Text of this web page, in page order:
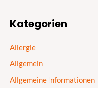
Kategorien
Allergie
Allgemein
Allgemeine Informationen